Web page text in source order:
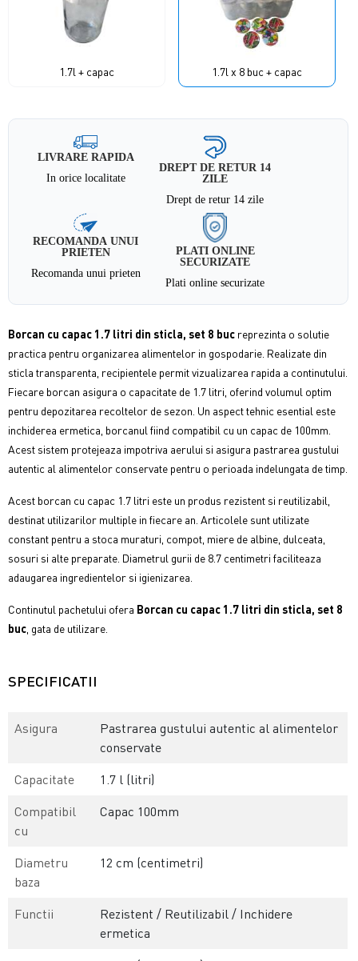
1.7l + capac 1.7l x 8 buc + capac
LIVRARE RAPIDA
In orice localitate
DREPT DE RETUR 14
ZILE
Drept de retur 14 zile
RECOMANDA UNUI
PRIETEN
Recomanda unui prieten
PLATI ONLINE
SECURIZATE
Plati online securizate
Borcan cu capac 1.7 litri din sticla, set 8 buc reprezinta o solutie
practica pentru organizarea alimentelor in gospodarie. Realizate din
sticla transparenta, recipientele permit vizualizarea rapida a continutului.
Fiecare borcan asigura o capacitate de 1.7 litri, oferind volumul optim
pentru depozitarea recoltelor de sezon. Un aspect tehnic esential este
inchiderea ermetica, borcanul fiind compatibil cu un capac de 100mm.
Acest sistem protejeaza impotriva aerului si asigura pastrarea gustului
autentic al alimentelor conservate pentru o perioada indelungata de timp.
Acest borcan cu capac 1.7 litri este un produs rezistent si reutilizabil,
destinat utilizarilor multiple in fiecare an. Articolele sunt utilizate
constant pentru a stoca muraturi, compot, miere de albine, dulceata,
sosuri si alte preparate. Diametrul gurii de 8.7 centimetri faciliteaza
adaugarea ingredientelor si igienizarea.
Continutul pachetului ofera Borcan cu capac 1.7 litri din sticla, set 8
buc , gata de utilizare.
SPECIFICATII
Asigura
Pastrarea gustului autentic al alimentelor
conservate
Capacitate
1.7 l (litri)
Compatibil
cu
Capac 100mm
Diametru
baza
12 cm (centimetri)
Functii
Rezistent / Reutilizabil / Inchidere
ermetica